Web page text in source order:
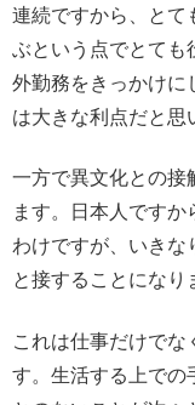
連続ですから、とて
ぶという点でとても
外勤務をきっかけに
は大きな利点だと思
一方で異文化との接
ます。日本人です
わけですが、いきな
と接することになり
これは仕事だけでな
す。生活する上での